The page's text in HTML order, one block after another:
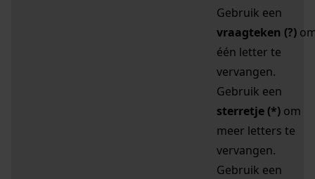
Gebruik een
vraagteken (?)
één letter te
vervangen.
Gebruik een
sterretje (*) om
meer letters te
vervangen.
Gebruik een